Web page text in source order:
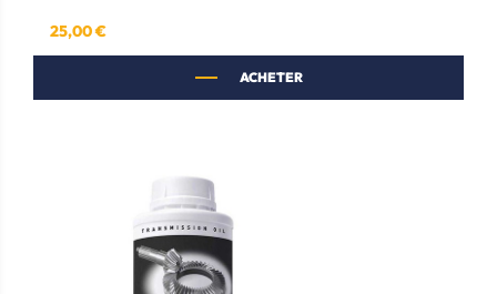
Prix
25,00 €
ACHETER